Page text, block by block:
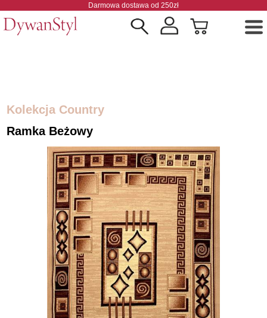
Darmowa dostawa od 250zł
Kolekcja Country
Ramka Beżowy